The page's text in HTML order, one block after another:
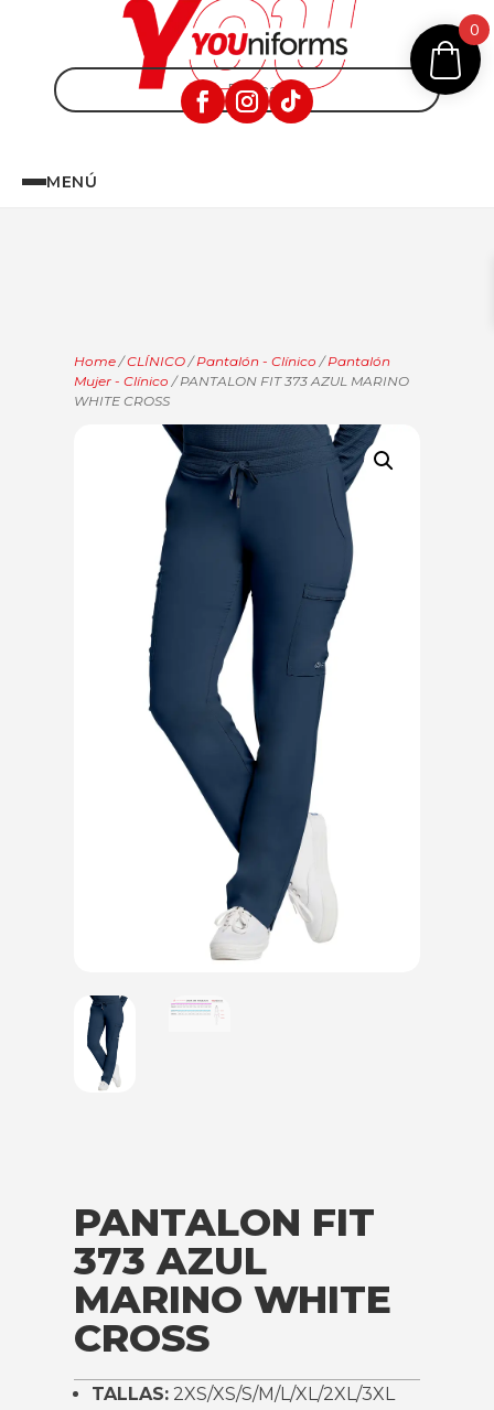
MENÚ
Home /CLÍNICO /Pantalón - Clínico /Pantalón
Mujer - Clínico / PANTALON FIT 373 AZUL MARINO
WHITE CROSS
PANTALON FIT
373 AZUL
MARINO WHITE
CROSS
TALLAS: 2XS/XS/S/M/L/XL/2XL/3XL
0